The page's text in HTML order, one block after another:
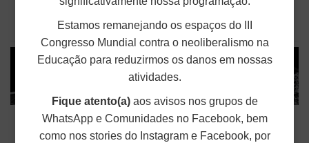
do povo cubano e...
Publicado em: 05 de Agosto de 2026
Em decisão inédita, Justiça Federal
condena ex-agente da ditadura por
Estamos remanejando os espaços do III
Congresso Mundial contra o neoliberalismo na
Educação para reduzirmos os danos em nossas
atividades.
Fique atento(a)aos avisos nos grupos de
WhatsApp e Comunidades no Facebook, bem
como nos stories do Instagram e Facebook, por